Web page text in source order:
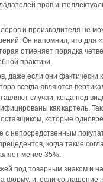
прав
и производителя не
Он напомнил, что для
отменяет порядка
практики.
даже если они
всегда являются
случаи, когда под
как картель.
которые
непосредственным
когда такие
менее 35%.
под товарным знаком и
форму, и, если